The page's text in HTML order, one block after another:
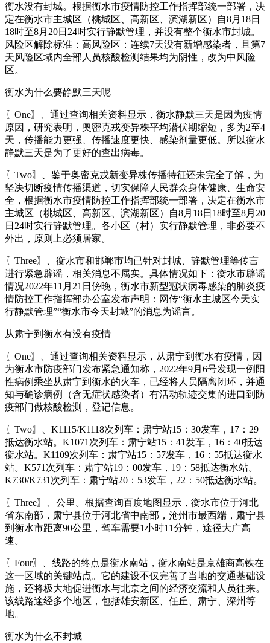
衡水没有封城。根据衡水市疫情防控工作指挥部统一部署，决
定在衡水市主城区（桃城区、高新区、滨湖新区）自8月18日
18时至8月20日24时实行静默管理，并没有整个衡水市封城。
风险区解除标准：高风险区：连续7天没有新增感染者，且第7
天风险区域内全部人员核酸检测结果均为阴性，改为中风险
区。
衡水为什么要静默三天呢
〖One〗、通过查询相关资料显示，衡水静默三天是因为疫情
原因，研究表明，奥密克戎变异株平均潜伏期缩短，多为2至4
天，传播能力更强、传播速度更快、感染剂量更低。所以衡水
静默三天是为了更好的查出病毒。
〖Two〗、鉴于奥密克戎新变异株传播特征还未完全了解，为
坚决切断疫情传播渠道，切实保障人民群众身体健康、生命安
全，根据衡水市疫情防控工作指挥部统一部署，决定在衡水市
主城区（桃城区、高新区、滨湖新区）自8月18日18时至8月20
日24时实行静默管理。各小区（村）实行静默管理，非必要不
外出，原则上必须居家。
〖Three〗、衡水市和邯郸市均已针对封城、静默管理等传言
进行紧急辟谣，相关消息不属实。具体情况如下：衡水市辟谣
情况2022年11月21日傍晚，衡水市新型冠状病毒感染的肺炎疫
情防控工作指挥部办公室发布声明：网传“衡水主城区今天实
行静默管理”“衡水市今天封城”的消息为谣言。
从肃宁到衡水有没有疫情
〖One〗、通过查询相关资料显示，从肃宁到衡水有疫情，因
为衡水市防疫部门发布紧急通知称，2022年9月6号发现一例阳
性病例乘坐从肃宁到衡水的火车，已经将人员隔离闭环，并通
知与确诊病例（含无症状感染者）有活动轨迹交集的进口到防
疫部门做核酸检测，登记信息。
〖Two〗、K1115/K1118次列车：肃宁站15：30发车，17：29
抵达衡水站。K1071次列车：肃宁站15：41发车，16：40抵达
衡水站。K1109次列车：肃宁站15：57发车，16：55抵达衡水
站。K571次列车：肃宁站19：00发车，19：58抵达衡水站。
K730/K731次列车：肃宁站20：53发车，22：50抵达衡水站。
〖Three〗、公里。根据查询百度地图显示，衡水市位于河北
省东南部，肃宁县位于河北省中南部，沧州市最西端，肃宁县
到衡水市距离90公里，驾车需要1小时11分钟，途径大广高
速。
〖Four〗、线路的终点是衡水南站，衡水南站是京雄商高铁在
这一区域的关键站点。它的建设不仅完善了当地的交通基础设
施，还将极大地促进衡水与北京之间的经济交流和人员往来。
该线路途经多个地区，包括雄安新区、任丘、肃宁、深州等
地。
衡水为什么不封城